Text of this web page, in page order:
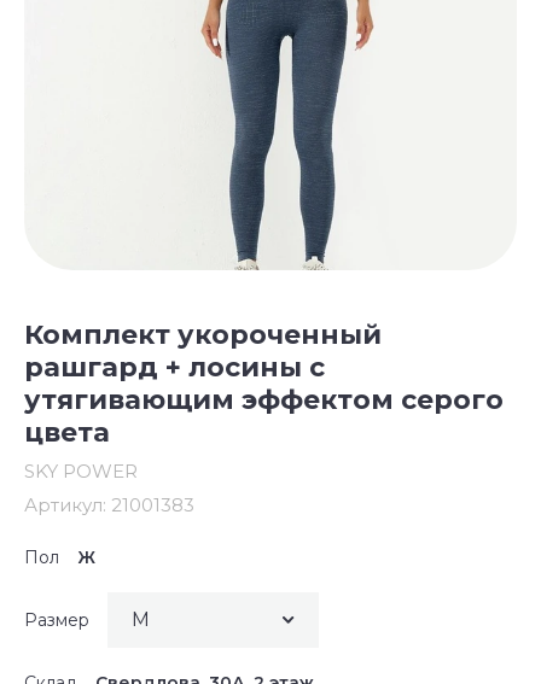
Комплект укороченный
рашгард + лосины с
утягивающим эффектом серого
цвета
SKY POWER
Артикул: 21001383
Пол Ж
Размер